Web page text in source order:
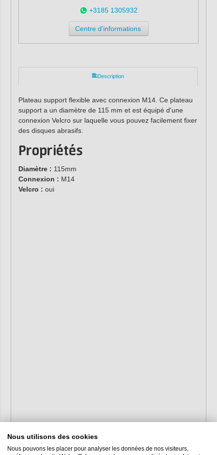
+3185 1305932
Centre d'informations
Description
Plateau support flexible avec connexion M14. Ce plateau
support a un diamètre de 115 mm et est équipé d'une
connexion Velcro sur laquelle vous pouvez facilement fixer
des disques abrasifs.
Propriétés
Diamètre : 115mm
Connexion : M14
Velcro : oui
Nous utilisons des cookies
Nous pouvons les placer pour analyser les données de nos visiteurs,